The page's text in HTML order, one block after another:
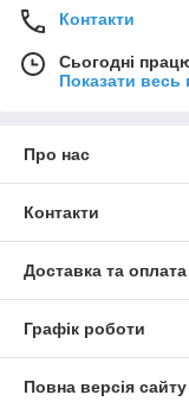
Контакти
Сьогодні
Показати весь
Про нас
Контакти
Доставка та оплата
Графік роботи
Повна версія сайту